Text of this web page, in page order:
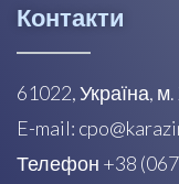
Контакти
61022, Україна,
E-mail:
Телефон +38